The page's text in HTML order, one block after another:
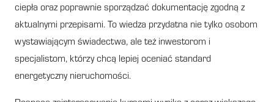
ciepła oraz poprawnie sporządzać dokumentację zgodną z
aktualnymi przepisami. To wiedza przydatna nie tylko osobom
wystawiającym świadectwa, ale też inwestorom i
specjalistom, którzy chcą lepiej oceniać standard
energetyczny nieruchomości.